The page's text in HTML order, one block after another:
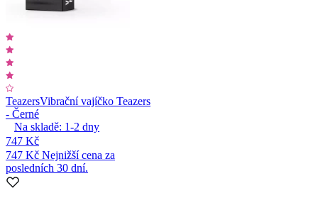
TeazersVibrační vajíčko Teazers
- Černé
Na skladě: 1-2 dny
747 Kč
747 Kč Nejnižší cena za
posledních 30 dní.